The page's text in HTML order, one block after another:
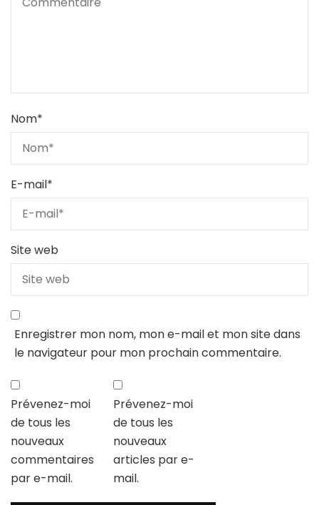
Nom*
E-mail*
Site web
Enregistrer mon nom, mon e-mail et mon site dans
le navigateur pour mon prochain commentaire.
Prévenez-moi
de tous les
nouveaux
commentaires
par e-mail.
Prévenez-moi
de tous les
nouveaux
articles par e-
mail.